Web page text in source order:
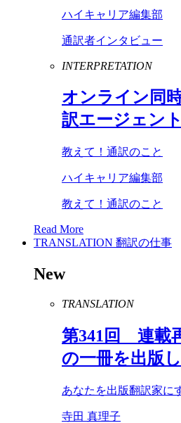
ハイキャリア編集部
通訳者インタビュー
INTERPRETATION
オンライン同
訳エージェン
教えて！通訳のこと
ハイキャリア編集部
教えて！通訳のこと
Read More
TRANSLATION 翻訳の仕事
New
TRANSLATION
第341 回 連載
の一冊を出版
あなたを出版翻訳家に
寺田 真理子